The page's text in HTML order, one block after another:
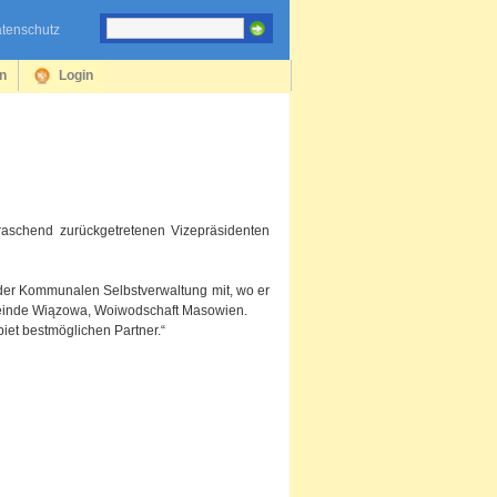
Login
zurückgetretenen Vizepräsidenten
Kommunalen Selbstverwaltung mit, wo er
Wiązowa, Woiwodschaft Masowien.
bestmöglichen Partner.“